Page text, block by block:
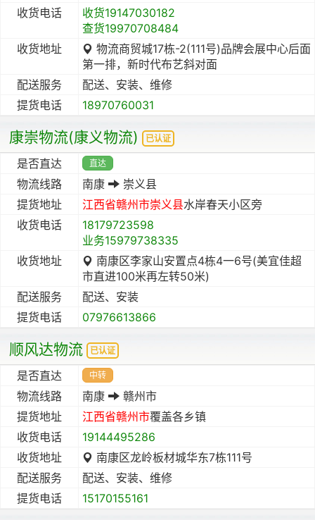
收货电话
收货19147030182
查货19970708484
收货地址
物流商贸城17栋-2(111号)品牌会展中心后面
第一排，新时代布艺斜对面
配送服务
配送、安装、维修
提货电话
18970760031
康崇物流(康义物流) 已认证
是否直达 直达
物流线路 南康
崇义县
提货地址
江西省赣州市崇义县水岸春天小区旁
收货电话
18179723598
业务15979738335
收货地址
南康区李家山安置点4栋4一6号(美宜佳超
市直进100米再左转50米)
配送服务
配送、安装
提货电话
07976613866
顺风达物流 已认证
是否直达 中转
物流线路 南康
赣州市
提货地址
江西省赣州市覆盖各乡镇
收货电话
19144495286
收货地址
南康区龙岭板材城华东7栋111号
配送服务
配送、安装、维修
提货电话
15170155161